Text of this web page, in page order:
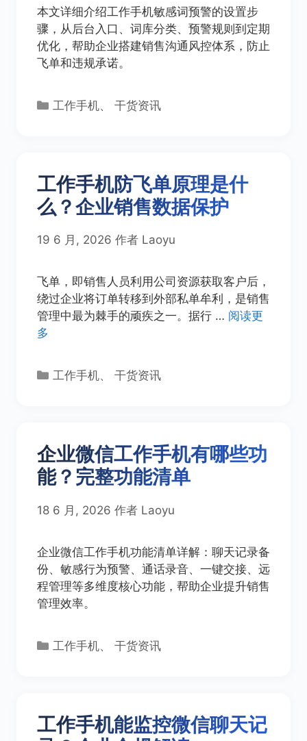
本文详细介绍工作手机敏感词预警的设置步
骤，从后台入口、词库分类、预警规则到定期
优化，帮助企业搭建销售沟通风控体系，防止
飞单和违规承诺。
分
工作手机、干货资讯
工作手机防飞单原理是什
么？企业销售数据保护
19 6 月, 2026 作者 Laoyu
飞单，即销售人员利用公司资源获取客户后，
绕过企业将订单转移到外部私单牟利，是销售
管理中最为棘手的顽疾之一。据行 … 阅读更
多
分
工作手机、干货资讯
企业微信工作手机有哪些功
能？完整功能清单
18 6 月, 2026 作者 Laoyu
企业微信工作手机功能清单详解：聊天记录备
份、敏感行为预警、通话录音、一键交接、远
程管理等多维度核心功能，帮助企业提升销售
管理效率。
分
工作手机、干货资讯
工作手机能监控微信聊天记